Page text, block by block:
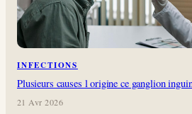
INFECTIONS
Plusieurs causes l origine ce ganglion
21 Avr 2026